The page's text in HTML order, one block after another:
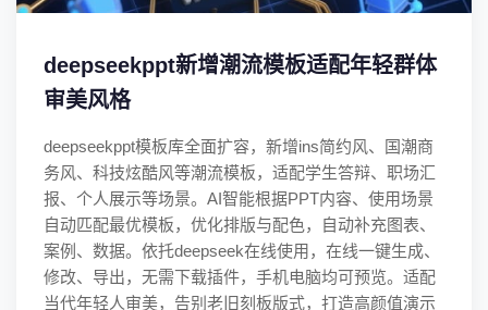
deepseekppt新增潮流模板适配年轻群体
审美风格
deepseekppt模板库全面扩容，新增ins简约风、国潮商
务风、科技炫酷风等潮流模板，适配学生答辩、职场汇
报、个人展示等场景。AI智能根据PPT内容、使用场景
自动匹配最优模板，优化排版与配色，自动补充图表、
案例、数据。依托deepseek在线使用，在线一键生成、
修改、导出，无需下载插件，手机电脑均可预览。适配
当代年轻人审美，告别老旧刻板版式，打造高颜值演示